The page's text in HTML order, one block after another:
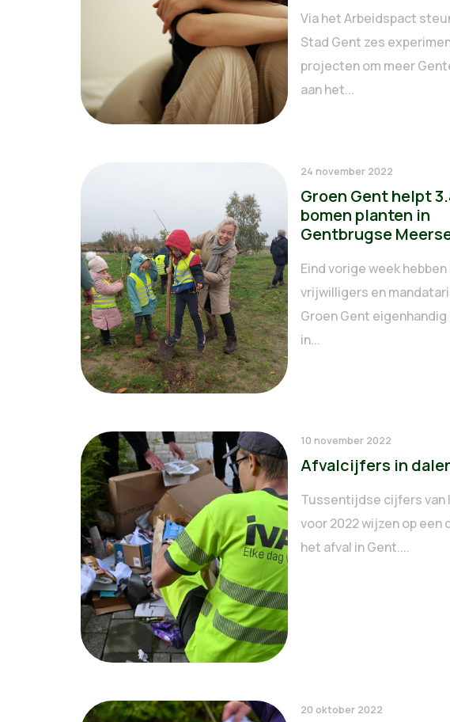
Via het Arbeidspact
Stad Gent zes
projecten om meer
aan het...
24 november 2022
Groen Gent helpt
bomen planten in
Gentbrugse
Eind vorige week
vrijwilligers en
Groen Gent eigenhandig
in...
10 november 2022
Afvalcijfers in
Tussentijdse cijfers van
voor 2022 wijzen op een
het afval in Gent....
20 oktober 2022